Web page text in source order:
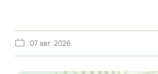
07 авг. 2026